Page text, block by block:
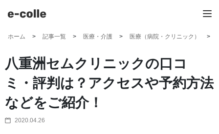
ホーム 記事一覧 医療・介護 医療（病院・クリニック）
八重洲セムクリニックの口コ
ミ・評判は？アクセスや予約方法
などをご紹介！
2020.04.26